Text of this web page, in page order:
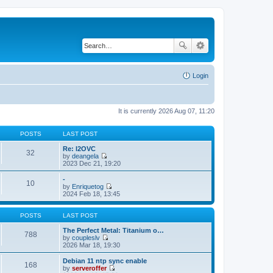
Login
It is currently 2026 Aug 07, 11:20
POSTS LAST POST
32
Re: l2OVC
by deangela
V
i
w
t
h
e
t
e
s
t
o
s
2023 Dec 21, 19:20
10
-
by Enriquetog
V
i
e
t
h
l
a
t
e
2024 Feb 18, 13:45
POSTS LAST POST
788
The Perfect Metal: Titanium o…
by coupleslv
V
i
e
w
2026 Mar 18, 19:30
168
Debian 11 ntp sync enable
by serveroffer